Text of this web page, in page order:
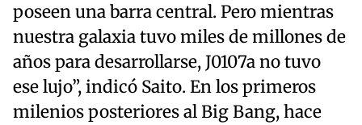
poseen una barra central. Pero mientras
nuestra galaxia tuvo miles de millones de
años para desarrollarse, J0107a no tuvo
ese lujo”, indicó Saito. En los primeros
milenios posteriores al Big Bang, hace